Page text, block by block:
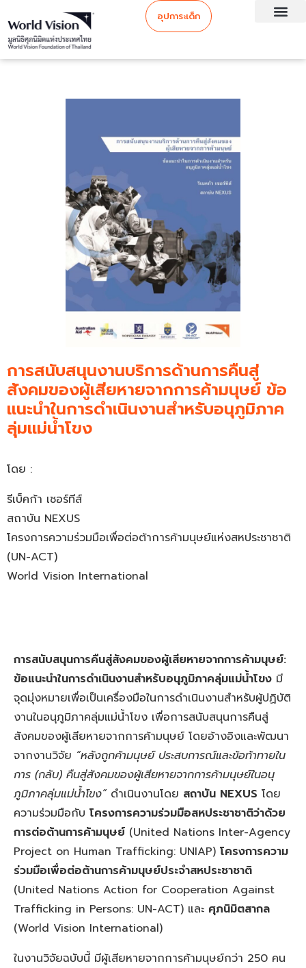
อุปการะเด็ก
การสนับสนุนงานบริการด้านการคืนสู่
สังคมของผู้เสียหายจากการค้ามนุษย์ ข้อ
แนะนำในการดำเนินงานสำหรับอนุภูมิภาค
ลุ่มแม่น้ำโขง ​
โดย :
รีเบ็คก้า เชอร์ทีส์
สถาบัน NEXUS
โครงการความร่วมมือเพื่อต่อต้าการค้ามนุษย์แห่งสหประชาชาติ
(UN-ACT)
World Vision International
การสนับสนุนการคืนสู่สังคมของผู้เสียหายจากการค้ามนุษย์:
ข้อแนะนำในการดำเนินงานสำหรับอนุภูมิภาคลุ่มแม่น้ำโขง มี
จุดมุ่งหมายเพื่อเป็นเครื่องมือในการดำเนินงานสำหรับผู้ปฏิบัติ
งานในอนุภูมิภาคลุ่มแม่น้ำโขง เพื่อการสนับสนุนการคืนสู่
สังคมของผู้เสียหายจากการค้ามนุษย์ โดยอ้างอิงและพัฒนา
จากงานวิจัย “หลังถูกค้ามนุษย์ ประสบการณ์และข้อท้าทายใน
การ (กลับ) คืนสู่สังคมของผู้เสียหายจากการค้ามนุษย์ในอนุ
ภูมิภาคลุ่มแม่น้ำโขง”ดำเนินงานโดย สถาบัน NEXUS โดย
ความร่วมมือกับ โครงการความร่วมมือสหประชาชาติว่าด้วย
การต่อต้านการค้ามนุษย์ (United Nations Inter-Agency
Project on Human Trafficking: UNIAP) โครงการความ
ร่วมมือเพื่อต่อต้านการค้ามนุษย์ประจำสหประชาชาติ
(United Nations Action for Cooperation Against
Trafficking in Persons: UN-ACT) และ ศุภนิมิตสากล
(World Vision International)
ในงานวิจัยฉบับนี้ มีผู้เสียหายจากการค้ามนุษย์กว่า 250 คน